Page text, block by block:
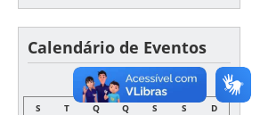
Calendário de Eventos
JULHO
S
T Q Q S S D